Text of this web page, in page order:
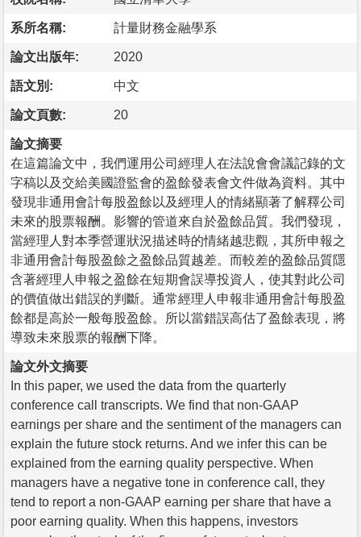
系所名稱: 計量財務金融學系
論文出版年: 2020
語文別: 中文
論文頁數: 20
論文摘要
在這篇論文中，我們運用公司經理人在法說會會議記錄的文
字稿以及交給美國證監會的盈餘發表會文件做為資料。其中
發現非通用會計每股盈餘以及經理人的情緒顯著了解釋公司
未來的股票報酬。影響的管道來自於盈餘品質。我們發現，
當經理人對本季營運狀況描述時的情緒越悲觀，其所申報之
非通用會計每股盈餘之盈餘品質越差。而較差的盈餘品質隱
含著經理人申報之盈餘在短期會誤導投資人，使其對此公司
的價值做出錯誤的判斷。通常經理人申報非通用會計每股盈
餘都是高於一般每股盈餘。所以當錯誤高估了盈餘表現，將
導致未來股票的報酬下降。
論文外文摘要
In this paper, we used the data from the quarterly
conference call transcripts. We find that non-GAAP
earnings per share and the sentiment of the managers can
explain the future stock returns. And we infer this can be
explained from the earning quality perspective. When
managers have a negative tone in conference call, they
tend to report a non-GAAP earning per share that have a
poor earning quality. When this happens, investors